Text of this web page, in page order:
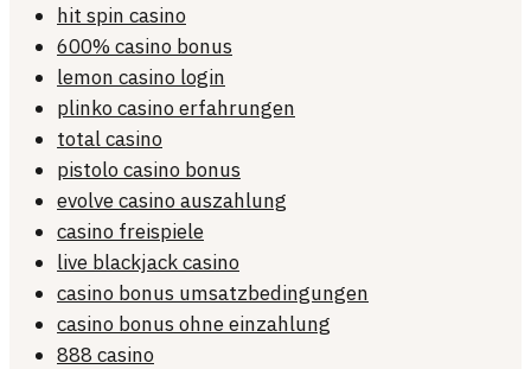
hit spin casino
600% casino bonus
lemon casino login
plinko casino erfahrungen
total casino
pistolo casino bonus
evolve casino auszahlung
casino freispiele
live blackjack casino
casino bonus umsatzbedingungen
casino bonus ohne einzahlung
888 casino